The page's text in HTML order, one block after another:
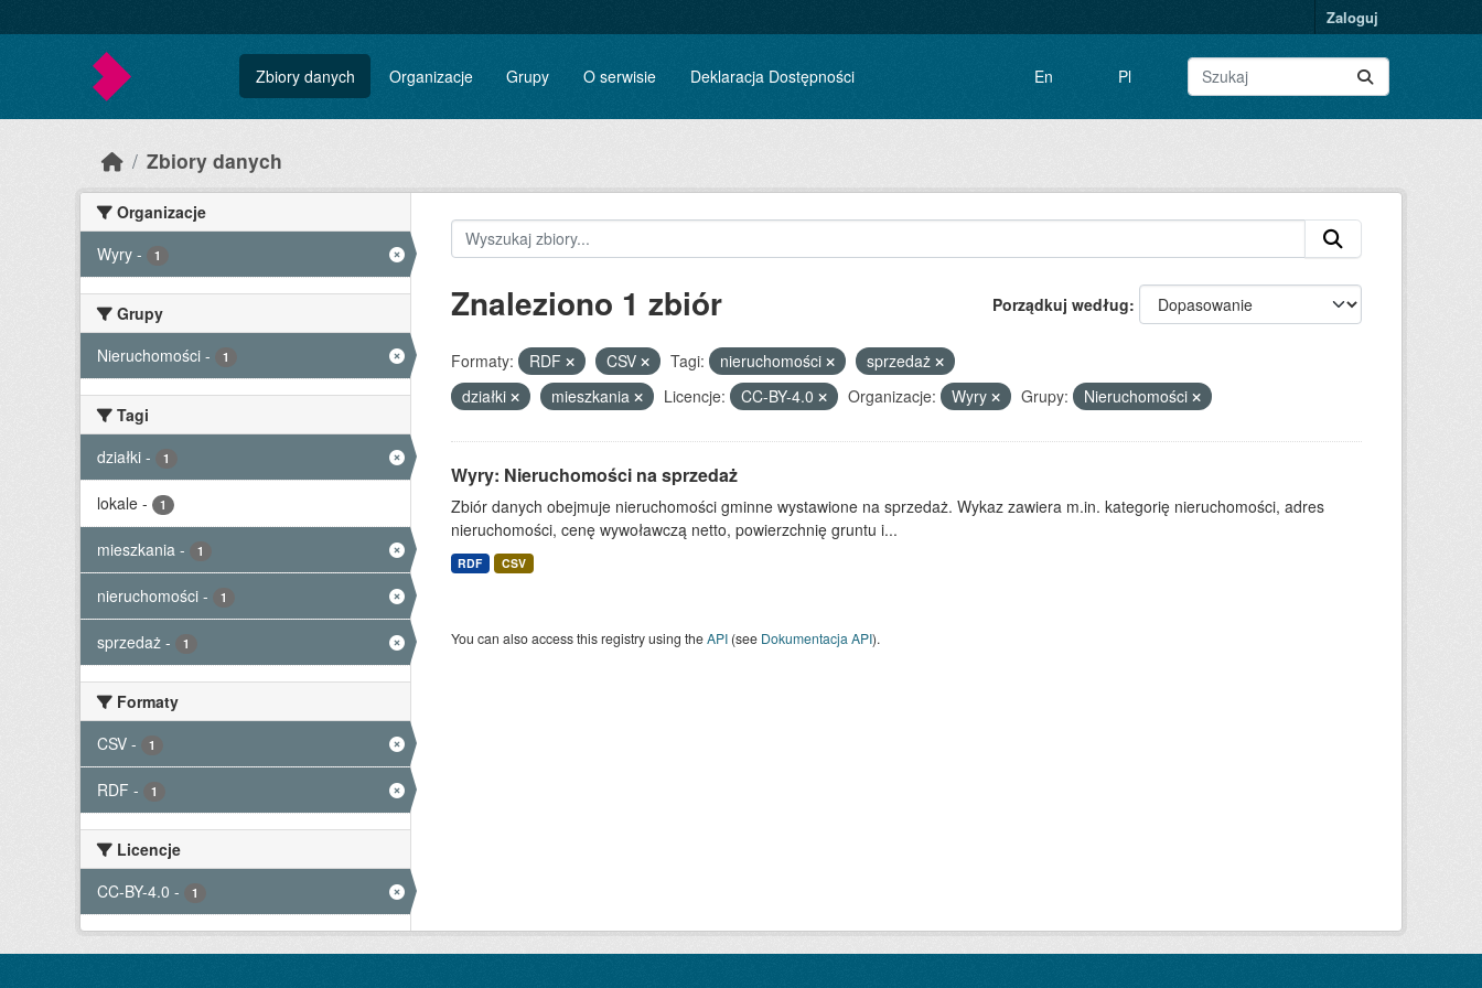
Zaloguj
Zbiory danych Organizacje Grupy O serwisie Deklaracja Dostępności En Pl
Zbiory danych
Organizacje
Wyry - 1
Grupy
Nieruchomości - 1
Tagi
działki - 1
lokale - 1
mieszkania - 1
nieruchomości - 1
sprzedaż - 1
Formaty
CSV - 1
RDF - 1
Licencje
CC-BY-4.0 - 1
Porządkuj według
Znaleziono 1 zbiór
Formaty: RDF CSV Tagi: nieruchomości
sprzedaż
działki
mieszkania Licencje: CC-BY-4.0 Organizacje: Wyry Grupy: Nieruchomości
Wyry: Nieruchomości na sprzedaż
Zbiór danych obejmuje nieruchomości gminne wystawione na sprzedaż. Wykaz zawiera m.in. kategorię nieruchomości, adres
nieruchomości, cenę wywoławczą netto, powierzchnię gruntu i...
RDF CSV
You can also access this registry using theAPI(see Dokumentacja API).